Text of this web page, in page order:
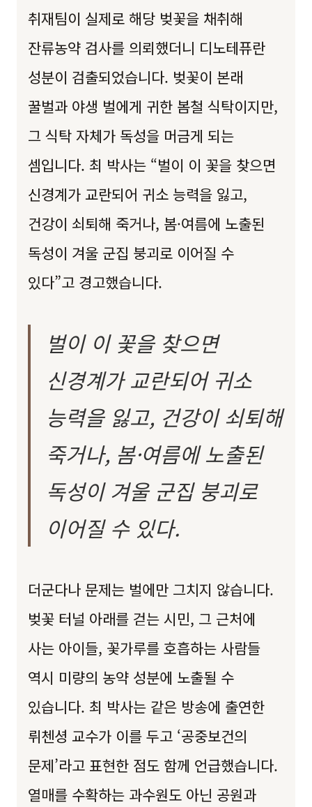
취재팀이 실제로 해당 벚꽃을 채취해
잔류농약 검사를 의뢰했더니 디노테퓨란
성분이 검출되었습니다. 벚꽃이 본래
꿀벌과 야생 벌에게 귀한 봄철 식탁이지만,
그 식탁 자체가 독성을 머금게 되는
셈입니다. 최 박사는 “벌이 이 꽃을 찾으면
신경계가 교란되어 귀소 능력을 잃고,
건강이 쇠퇴해 죽거나, 봄·여름에 노출된
독성이 겨울 군집 붕괴로 이어질 수
있다”고 경고했습니다.
벌이 이 꽃을 찾으면
신경계가 교란되어 귀소
능력을 잃고, 건강이 쇠퇴해
죽거나, 봄·여름에 노출된
독성이 겨울 군집 붕괴로
이어질 수 있다.
더군다나 문제는 벌에만 그치지 않습니다.
벚꽃 터널 아래를 걷는 시민, 그 근처에
사는 아이들, 꽃가루를 호흡하는 사람들
역시 미량의 농약 성분에 노출될 수
있습니다. 최 박사는 같은 방송에 출연한
뤼첸셩 교수가 이를 두고 ‘공중보건의
문제’라고 표현한 점도 함께 언급했습니다.
열매를 수확하는 과수원도 아닌 공원과